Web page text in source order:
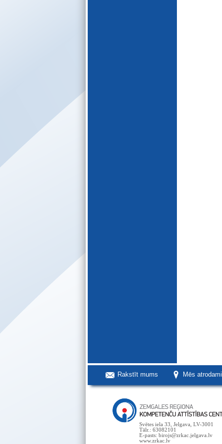
Rakstīt mums Mēs
Svētes iela 33, Jelgava, LV-3001
Tālr.: 63082101
E-pasts: birojs@zrkac.jelgava.lv
www.zrkac.lv